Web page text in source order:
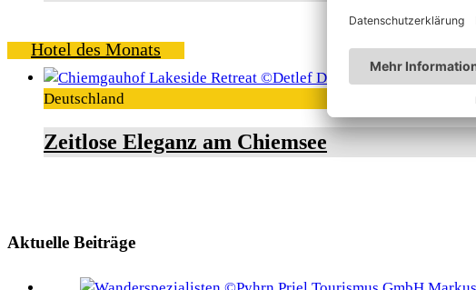
Hotel des Monats
Deutschland
Zeitlose Eleganz am Chiemsee
Aktuelle Beiträge